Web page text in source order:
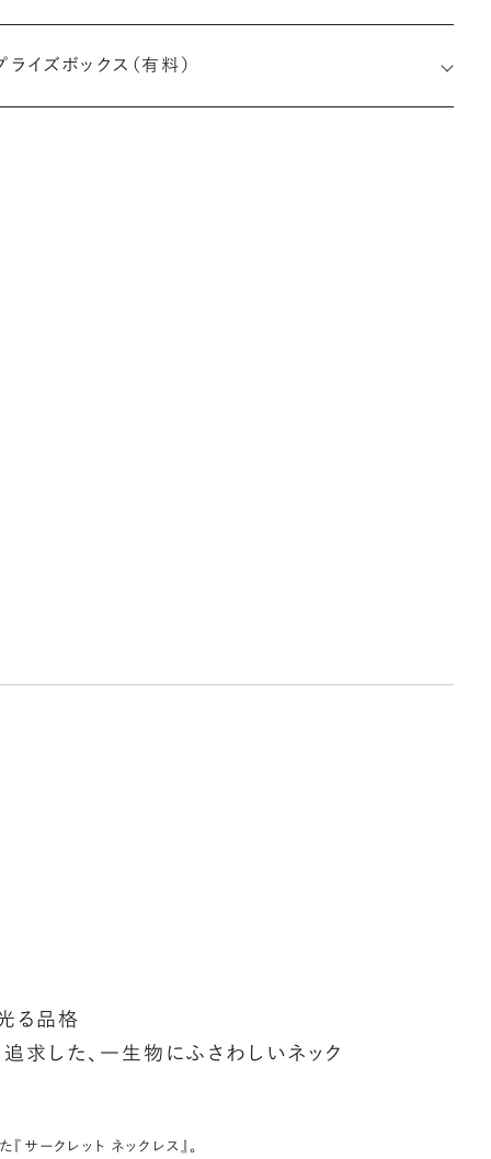
ライズボックス（有料）
る品格
求した、一生物にふさわしいネック
サークレット ネックレス』。